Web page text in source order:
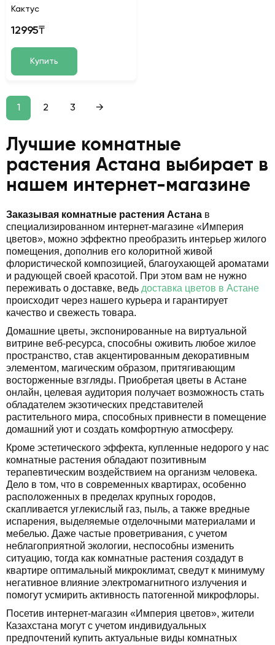
Кактус
12995₸
Купить
1 2 3 →
Лучшие комнатные
растения Астана выбирает в
нашем интернет-магазине
Заказывая комнатные растения Астана в
специализированном интернет-магазине «Империя
цветов», можно эффектно преобразить интерьер жилого
помещения, дополнив его колоритной живой
флористической композицией, благоухающей ароматами
и радующей своей красотой. При этом вам не нужно
переживать о доставке, ведь доставка цветов в Астане
происходит через нашего курьера и гарантирует
качество и свежесть товара.
Домашние цветы, экспонированные на виртуальной
витрине веб-ресурса, способны оживить любое жилое
пространство, став акцентированным декоративным
элементом, магическим образом, притягивающим
восторженные взгляды. Приобретая цветы в Астане
онлайн, целевая аудитория получает возможность стать
обладателем экзотических представителей
растительного мира, способных привнести в помещение
домашний уют и создать комфортную атмосферу.
Кроме эстетического эффекта, купленные недорого у нас
комнатные растения обладают позитивным
терапевтическим воздействием на организм человека.
Дело в том, что в современных квартирах, особенно
расположенных в пределах крупных городов,
скапливается углекислый газ, пыль, а также вредные
испарения, выделяемые отделочными материалами и
мебелью. Даже частые проветривания, с учетом
неблагоприятной экологии, неспособны изменить
ситуацию, тогда как комнатные растения создадут в
квартире оптимальный микроклимат, сведут к минимуму
негативное влияние электромагнитного излучения и
помогут усмирить активность патогенной микрофлоры.
Посетив интернет-магазин «Империя цветов», жители
Казахстана могут с учетом индивидуальных
предпочтений купить актуальные виды комнатных